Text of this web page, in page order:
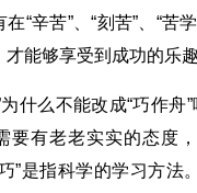
“辛苦”、“刻苦”、“苦
能够享受到成功的乐趣
为什么不能改成“巧作舟
要有老老实实的态度
”是指科学的学习方法